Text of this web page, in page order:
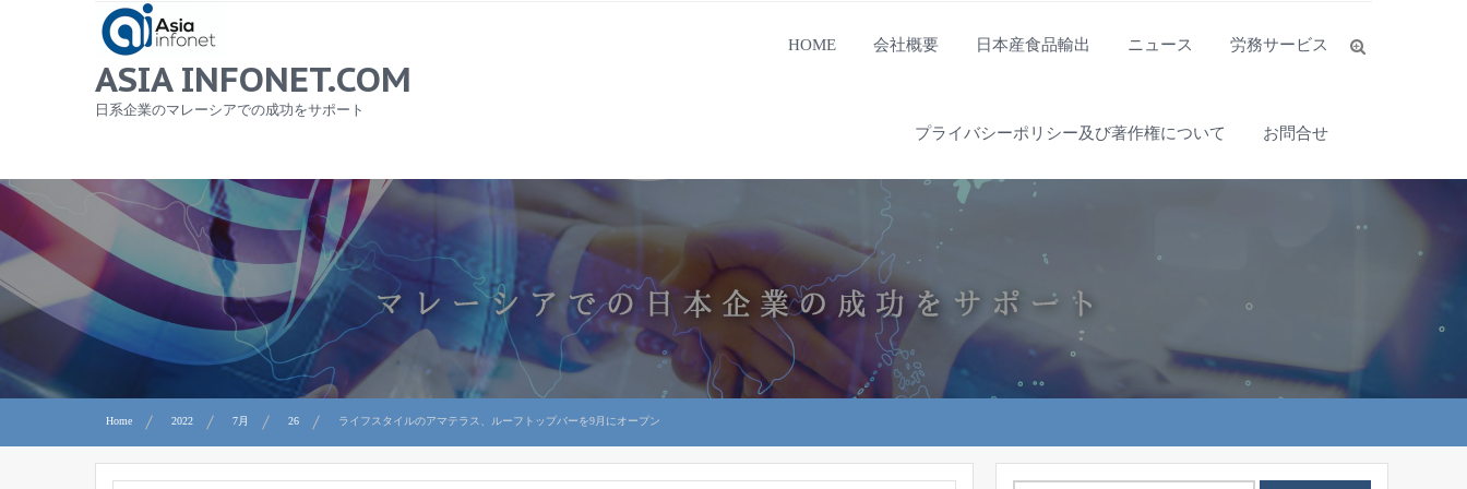
ASIA INFONET.COM
日系企業のマレーシアでの成功をサポート
HOME 会社概要 日本産食品輸出 ニュース 労務サービス
プライバシーポリシー及び著作権について お問合せ
Home 2022 7月 26 ライフスタイルのアマテラス、ルーフトップバーを9月にオープン